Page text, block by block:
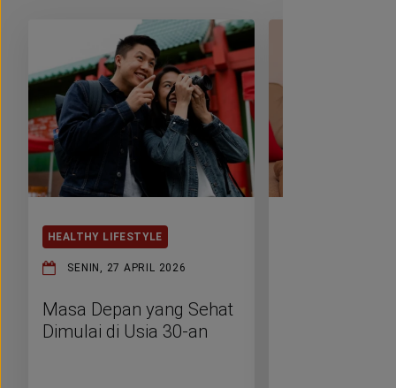
HEALTHY LIFESTYLE
SENIN, 27 APRIL 2026
Masa Depan yang Sehat
Dimulai di Usia 30-an